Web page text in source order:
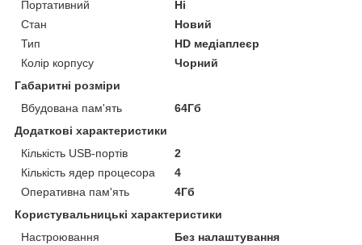
Портативний
Ні
Стан
Новий
Тип
HD медіаплеєр
Колір корпусу
Чорний
Габаритні розміри
Вбудована пам'ять
64Гб
Додаткові характеристики
Кількість USB-портів
2
Кількість ядер процесора
4
Оперативна пам'ять
4Гб
Користувальницькі характеристики
Настроювання
Без налаштування